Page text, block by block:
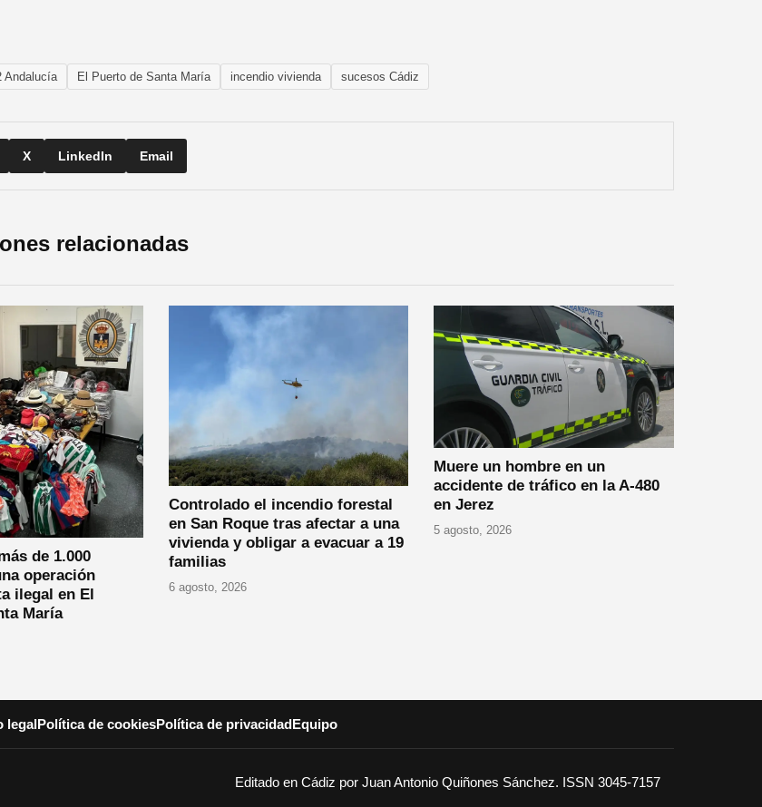
Andalucía El Puerto de Santa María incendio vivienda sucesos Cádiz
X LinkedIn Email
relacionadas
de 1.000
operación
ilegal en El
María
Controlado el incendio forestal
en San Roque tras afectar a una
vivienda y obligar a evacuar a 19
familias
6 agosto, 2026
Muere un hombre en un
accidente de tráfico en la A-480
en Jerez
5 agosto, 2026
legalPolítica de cookiesPolítica de privacidadEquipo
Editado en Cádiz por Juan Antonio Quiñones Sánchez. ISSN 3045-7157